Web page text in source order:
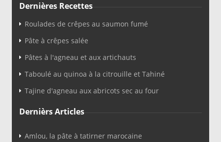
Dernières Recettes
Roulades de crêpes au saumon fumé
Pâte à crêpes salée
Pâtes à l'agneau et aux artichauts
Taboulé au quinoa à la citrouille et Tahiné
Tajine d'agneau aux abricots sec au four
Dernièrs Articles
Amlou, la pâte à tatirner marocaine